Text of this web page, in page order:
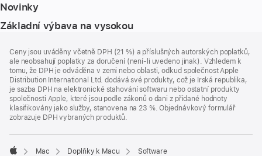
Novinky
Základní výbava na vysokou
Ceny jsou uváděny včetně DPH (21 %) a příslušných autorských poplatků,
ale neobsahují poplatky za doručení (není-li uvedeno jinak). Vzhledem k
tomu, že DPH je odváděna v zemi nebo oblasti, odkud společnost Apple
Distribution International Ltd. dodává své produkty, což je Irská republika,
je sazba DPH na elektronické stahování softwaru nebo ostatní produkty
společnosti Apple, které jsou podle zákonů o dani z přidané hodnoty
klasifikovány jako služby, stanovena na 23 %. Objednávkový formulář
zobrazuje DPH vybraných produktů.
Mac Doplňky k Macu Software